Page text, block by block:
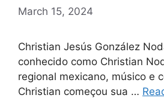
March 15, 2024
Christian Jesús González
conhecido como Christian
regional mexicano, músico e
Christian começou sua …